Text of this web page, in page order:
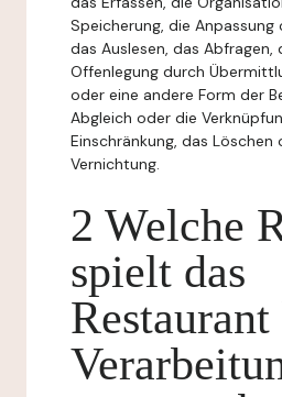
Speicherung, die Anpassung
das Auslesen, das Abfragen,
Offenlegung durch
oder eine andere Form der
Abgleich oder die
Einschränkung, das Löschen
Vernichtung.
2 Welche
spielt das